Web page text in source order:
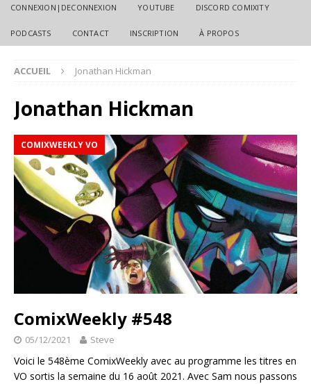
CONNEXION|DECONNEXION YOUTUBE DISCORD COMIXITY
PODCASTS CONTACT INSCRIPTION À PROPOS
ACCUEIL Jonathan Hickman
Jonathan Hickman
COMIXWEEKLY VO
ComixWeekly #548
05/12/2021 Steve
Voici le 548ème ComixWeekly avec au programme les titres en
VO sortis la semaine du 16 août 2021. Avec Sam nous passons